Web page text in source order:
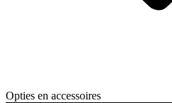
Opties en accessoires